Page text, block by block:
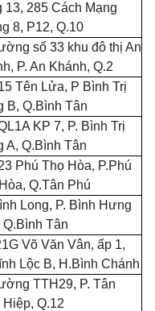
13, 285 Cách Mạng
8, P12, Q.10
số 33 khu đô thị An
P. An Khánh, Q.2
Tên Lửa, P Bình Trị
B, Q.Bình Tân
KP 7, P. Bình Trị
A, Q.Bình Tân
Phú Thọ Hòa, P.Phú
Hòa, Q.Tân Phú
Long, P. Bình Hưng
Q.Bình Tân
Võ Văn Vân, ấp 1,
Lộc B, H.Bình Chánh
TTH29, P. Tân
Hiệp, Q.12